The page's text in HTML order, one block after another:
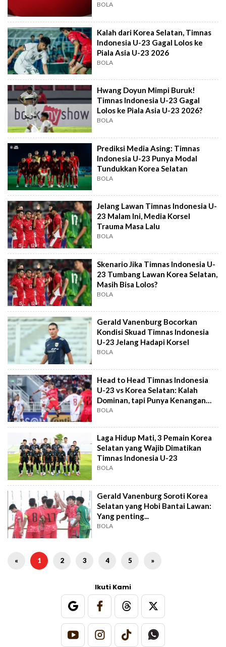
BOLA
Kalah dari Korea Selatan, Timnas
Indonesia U-23 Gagal Lolos ke
Piala Asia U-23 2026
BOLA
Hwang Doyun Mimpi Buruk!
Timnas Indonesia U-23 Gagal
Lolos ke Piala Asia U-23 2026?
BOLA
Prediksi Media Asing: Timnas
Indonesia U-23 Punya Modal
Tundukkan Korea Selatan
BOLA
Jelang Lawan Timnas Indonesia U-
23 Malam Ini, Media Korsel
Trauma Masa Lalu
BOLA
Skenario Jika Timnas Indonesia U-
23 Tumbang Lawan Korea Selatan,
Masih Bisa Lolos?
BOLA
Gerald Vanenburg Bocorkan
Kondisi Skuad Timnas Indonesia
U-23 Jelang Hadapi Korsel
BOLA
Head to Head Timnas Indonesia
U-23 vs Korea Selatan: Kalah
Dominan, tapi Punya Kenangan
Manis
BOLA
Laga Hidup Mati, 3 Pemain Korea
Selatan yang Wajib Dimatikan
Timnas Indonesia U-23
BOLA
Gerald Vanenburg Soroti Korea
Selatan yang Hobi Bantai Lawan:
Yang penting...
BOLA
« 1 2 3 4 5 »
Ikuti Kami